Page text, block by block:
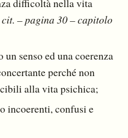
– pagina 30 – capitolo
senso ed una coerenza
perché non
alla vita psichica;
incoerenti, confusi e